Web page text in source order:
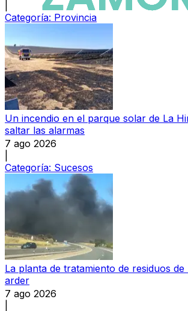
Categoría: Provincia
Un incendio en el parque solar de La
saltar las alarmas
7 ago 2026
Categoría: Sucesos
La planta de tratamiento de residuos
arder
7 ago 2026